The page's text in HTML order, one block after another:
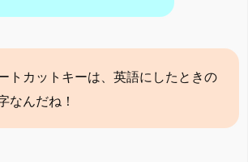
トカットキーは、英語にしたときの
なんだね！